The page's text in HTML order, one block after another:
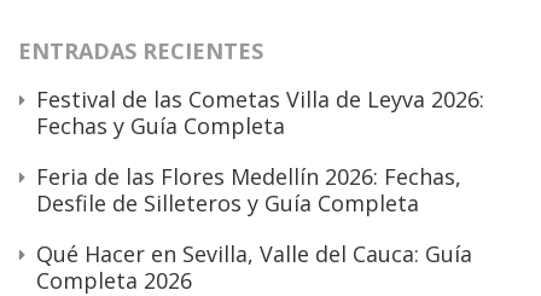
ENTRADAS RECIENTES
Festival de las Cometas Villa de Leyva 2026:
Fechas y Guía Completa
Feria de las Flores Medellín 2026: Fechas,
Desfile de Silleteros y Guía Completa
Qué Hacer en Sevilla, Valle del Cauca: Guía
Completa 2026